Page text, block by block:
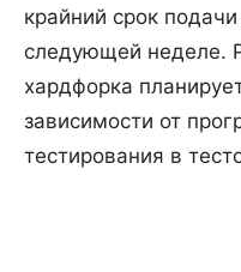
крайний срок
следующей неделе.
хардфорка
зависимости от
тестирования в